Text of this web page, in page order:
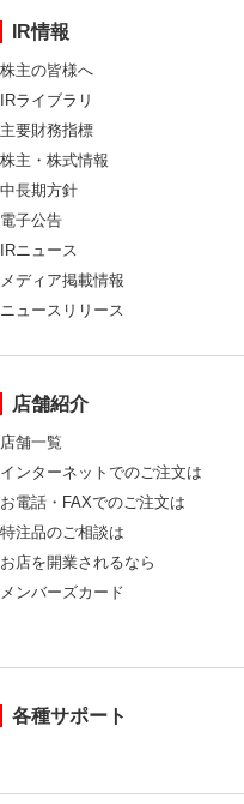
IR情報
株主の皆様へ
IRライブラリ
主要財務指標
株主・株式情報
中長期方針
電子公告
IRニュース
メディア掲載情報
ニュースリリース
店舗紹介
店舗一覧
インターネットでのご注文は
お電話・FAXでのご注文は
特注品のご相談は
お店を開業されるなら
メンバーズカード
各種サポート